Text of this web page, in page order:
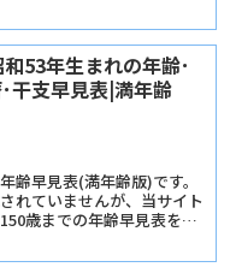
53年生まれの年齢･
干支早見表|満年齢
齢早見表(満年齢版)です。
れていませんが、当サイト
歳までの年齢早見表を記